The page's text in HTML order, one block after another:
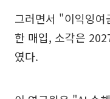
그러면서 "이익잉여
한 매입, 소각은
였다.